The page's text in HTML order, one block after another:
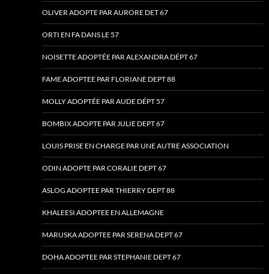
OLIVER ADOPTE PAR AURORE DET 67
ORTI EN FA DANS LE 57
NOISETTE ADOPTÉE PAR ALEXANDRA DÉPT 67
FAME ADOPTEE PAR FLORIANE DEPT 88
MOLLY ADOPTÉE PAR AUDE DÉPT 57
BOMBIX ADOPTE PAR JULIE DEPT 67
LOUIS PRISE EN CHARGE PAR UNE AUTRE ASSOCIATION
ODIN ADOPTE PAR CORALIE DEPT 67
ASLOG ADOPTEE PAR THIERRY DEPT 88
KHALEESI ADOPTEE EN ALLEMAGNE
MARUSKA ADOPTEE PAR SERENA DEPT 67
DOHA ADOPTEE PAR STEPHANIE DEPT 67